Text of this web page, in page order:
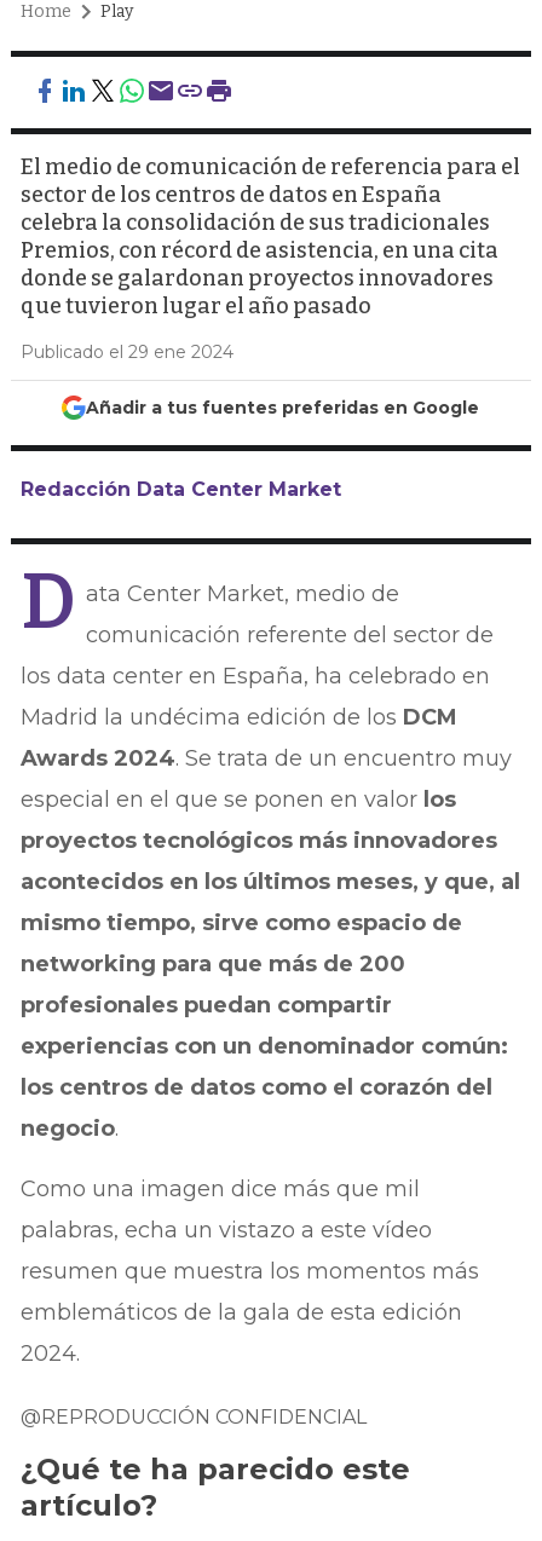
Home Play
El medio de comunicación de referencia para el
sector de los centros de datos en España
celebra la consolidación de sus tradicionales
Premios, con récord de asistencia, en una cita
donde se galardonan proyectos innovadores
que tuvieron lugar el año pasado
Publicado el 29 ene 2024
Añadir a tus fuentes preferidas en Google
Redacción Data Center Market
D ata Center Market, medio de
comunicación referente del sector de
los data center en España, ha celebrado en
Madrid la undécima edición de los DCM
Awards 2024. Se trata de un encuentro muy
especial en el que se ponen en valor los
proyectos tecnológicos más innovadores
acontecidos en los últimos meses, y que, al
mismo tiempo, sirve como espacio de
networking para que más de 200
profesionales puedan compartir
experiencias con un denominador común:
los centros de datos como el corazón del
negocio.
Como una imagen dice más que mil
palabras, echa un vistazo a este vídeo
resumen que muestra los momentos más
emblemáticos de la gala de esta edición
2024.
@REPRODUCCIÓN CONFIDENCIAL
¿Qué te ha parecido este
artículo?